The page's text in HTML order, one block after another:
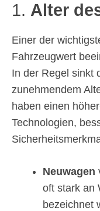
1. Alter
Einer der
Fahrzeugwert
In der Regel sinkt
zunehmendem
haben einen
Technologien,
Neuwagen
oft stark an
bezeichnet